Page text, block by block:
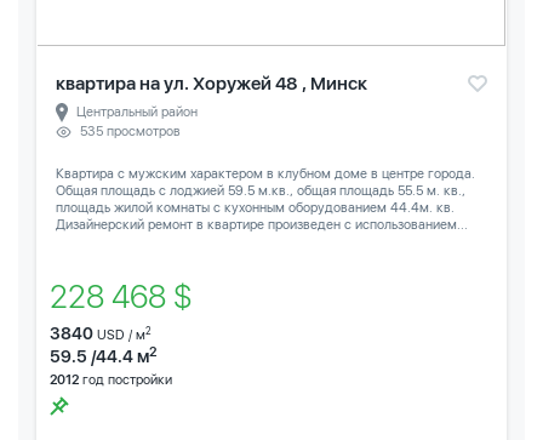
квартира на ул. Хоружей 48 , Минск
Центральный район
535 просмотров
Квартира с мужским характером в клубном доме в центре города.
Общая площадь с лоджией 59.5 м.кв., общая площадь 55.5 м. кв.,
площадь жилой комнаты с кухонным оборудованием 44.4м. кв.
Дизайнерский ремонт в квартире произведен с использованием...
228 468 $
3840 USD / м2
59.5 /44.4 м2
2012 год постройки